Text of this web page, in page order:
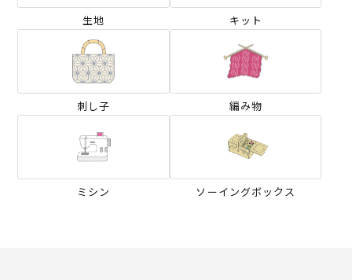
生地 キット
刺し子 編み物
ミシン ソーイングボックス